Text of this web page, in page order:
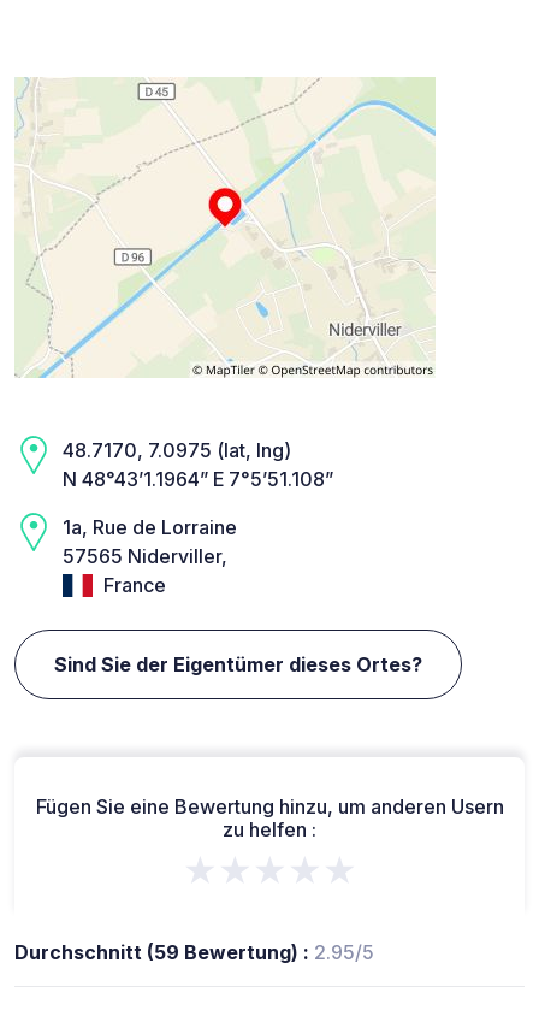
48.7170, 7.0975 (lat, lng)
N 48°43’1.1964” E 7°5’51.108”
1a, Rue de Lorraine
57565 Niderviller,
France
Sind Sie der Eigentümer dieses Ortes?
Fügen Sie eine Bewertung hinzu, um anderen Usern
zu helfen :
★★★★★
Durchschnitt (59 Bewertung) : 2.95/5